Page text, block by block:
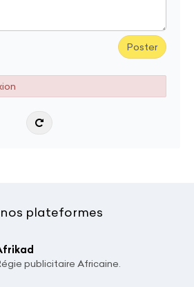
Poster
plateformes
publicitaire Africaine.